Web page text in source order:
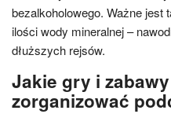
bezalkoholowego. Ważne jest
ilości wody mineralnej –
dłuższych rejsów.
Jakie gry i
zorganizować